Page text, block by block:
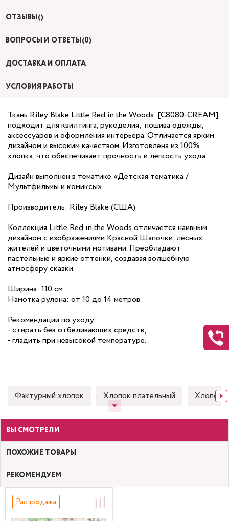
ОТЗЫВЫ()
ВОПРОСЫ И ОТВЕТЫ(0)
ДОСТАВКА И ОПЛАТА
УСЛОВИЯ РАБОТЫ
Ткань Riley Blake Little Red in the Woods [C8080-CREAM]
подходит для квилтинга, рукоделия, пошива одежды,
аксессуаров и оформления интерьера. Отличается ярким
дизайном и высоким качеством. Изготовлена из 100%
хлопка, что обеспечивает прочность и легкость ухода.
Дизайн выполнен в тематике «Детская тематика /
Мультфильмы и комиксы».
Производитель: Riley Blake (США).
Коллекция Little Red in the Woods отличается наивным
дизайном с изображениями Красной Шапочки, лесных
жителей и цветочными мотивами. Преобладают
пастельные и яркие оттенки, создавая волшебную
атмосферу сказки.
Ширина: 110 см
Намотка рулона: от 10 до 14 метров.
Рекомендации по уходу:
- стирать без отбеливающих средств;
- гладить при невысокой температуре.
Фактурный хлопок Хлопок плательный Хлопок
ВЫ СМОТРЕЛИ
ПОХОЖИЕ ТОВАРЫ
РЕКОМЕНДУЕМ
Распродажа